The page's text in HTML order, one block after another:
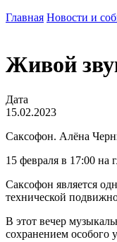
Главная Новости и
Живой
Дата
15.02.2023
Саксофон. Алёна
15 февраля в 17:00 на
Саксофон является
технической
В этот вечер
сохранением особого